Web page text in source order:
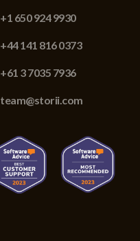
+1 650 924 9930
+44 141 816 0373
+61 3 7035 7936
team@storii.com